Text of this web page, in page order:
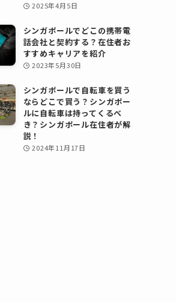
2025年4月5日
シンガポールでどこの携帯電
話会社と契約する？在住者お
すすめキャリアを紹介
2023年5月30日
シンガポールで自転車を買う
ならどこで買う？シンガポー
ルに自転車は持ってくるべ
き？シンガポール在住者が解
説！
2024年11月17日